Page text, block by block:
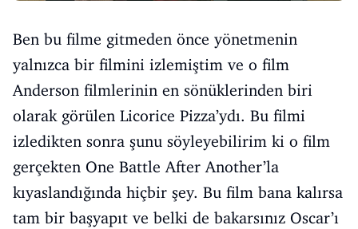
Ben bu filme gitmeden önce yönetmenin
yalnızca bir filmini izlemiştim ve o film
Anderson filmlerinin en sönüklerinden biri
olarak görülen Licorice Pizza’ydı. Bu filmi
izledikten sonra şunu söyleyebilirim ki o film
gerçekten One Battle After Another’la
kıyaslandığında hiçbir şey. Bu film bana kalırsa
tam bir başyapıt ve belki de bakarsınız Oscar’ı